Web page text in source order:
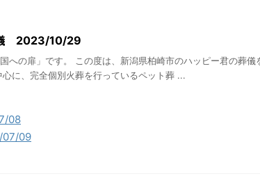
儀 2023/10/29
への扉」です。 この度は、新潟県柏崎市のハッピー君の葬
に、完全個別火葬を行っているペット葬 ...
08
07/09